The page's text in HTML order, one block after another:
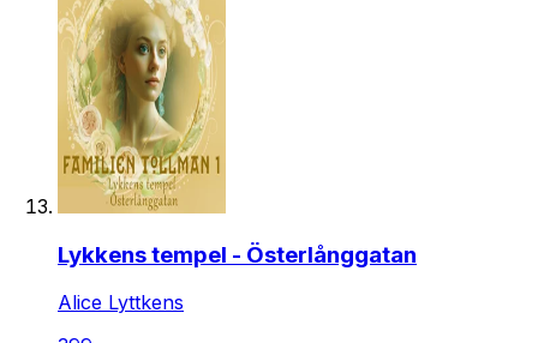
Lykkens tempel - Österlånggatan
Alice Lyttkens